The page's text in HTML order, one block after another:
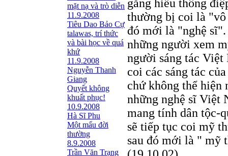
mặt nạ và trò diễn
11.9.2008
Tiêu Dao Bảo Cự
talawas, trí thức
và bài học về quá
khứ
11.9.2008
Nguyễn Thanh
Giang
Quyết không
khuất phục!
10.9.2008
Hà Sĩ Phu
Một mẩu đời
thường
8.9.2008
Trần Văn Trạng
gắng hiểu thông
thường bị coi là
đó mới là "nghệ
những người xem
người sáng tác
coi các sáng tác
chứ không thể hiện
những nghệ sĩ Việt
mang tính dân tộc-
sẽ tiếp tục coi mỹ
sau đó mới là " mỹ